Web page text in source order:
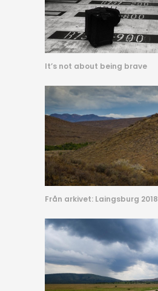
It’s not about being brave
Från arkivet: Laingsburg 2018